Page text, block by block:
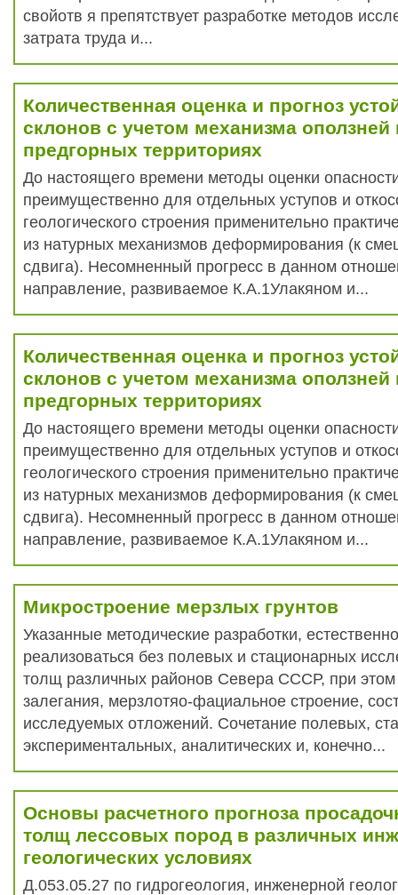
свойотв я препятствует разработке методов
затрата труда и...
Количественная оценка и прогноз
склонов с учетом механизма
предгорных территориях
До настоящего времени методы оценки
преимущественно для отдельных уступов и
геологического строения применительно
из натурных механизмов деформирования (к
сдвига). Несомненный прогресс в данном
направление, развиваемое К.А.1Улакяном и...
Количественная оценка и прогноз
склонов с учетом механизма
предгорных территориях
До настоящего времени методы оценки
преимущественно для отдельных уступов и
геологического строения применительно
из натурных механизмов деформирования (к
сдвига). Несомненный прогресс в данном
направление, развиваемое К.А.1Улакяном и...
Микростроение мерзлых грунтов
Указанные методические разработки,
реализоваться без полевых и стационарных
толщ различных районов Севера СССР, при этом
залегания, мерзлотяо-фациальное строение,
исследуемых отложений. Сочетание полевых,
экспериментальных, аналитических и, конечно...
Основы расчетного прогноза
толщ лессовых пород в различных
геологических условиях
Д.053.05.27 по гидрогеология, инженерной